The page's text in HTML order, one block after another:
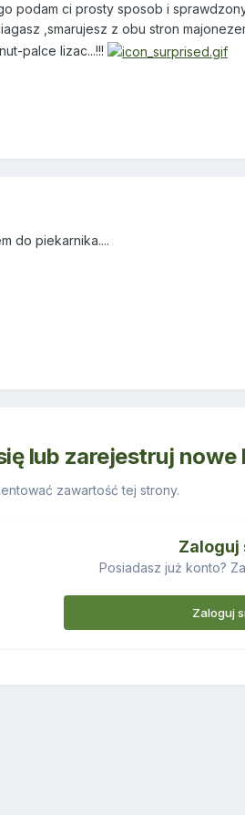
podam ci prosty sposob i
,smarujesz z obu stron
palce lizac...!!!
do piekarnika....
lub zarejestruj nowe
zawartość tej strony.
Zaloguj
Posiadasz już konto?
Zaloguj